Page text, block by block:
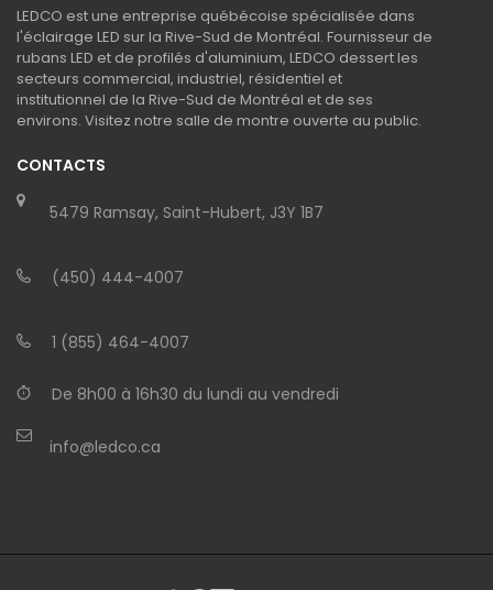
LEDCO est une entreprise québécoise spécialisée dans
l'éclairage LED sur la Rive-Sud de Montréal. Fournisseur de
rubans LED et de profilés d'aluminium, LEDCO dessert les
secteurs commercial, industriel, résidentiel et
institutionnel de la Rive-Sud de Montréal et de ses
environs. Visitez notre salle de montre ouverte au public.
CONTACTS
5479 Ramsay, Saint-Hubert, J3Y 1B7
(450) 444-4007
1 (855) 464-4007
De 8h00 à 16h30 du lundi au vendredi
info@ledco.ca